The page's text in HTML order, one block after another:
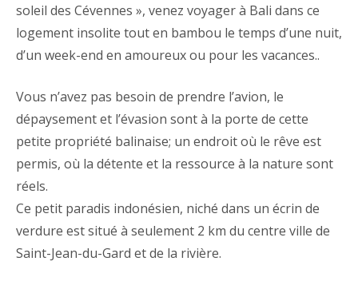
soleil des Cévennes », venez voyager à Bali dans ce
logement insolite tout en bambou le temps d’une nuit,
d’un week-end en amoureux ou pour les vacances..
Vous n’avez pas besoin de prendre l’avion, le
dépaysement et l’évasion sont à la porte de cette
petite propriété balinaise; un endroit où le rêve est
permis, où la détente et la ressource à la nature sont
réels.
Ce petit paradis indonésien, niché dans un écrin de
verdure est situé à seulement 2 km du centre ville de
Saint-Jean-du-Gard et de la rivière.